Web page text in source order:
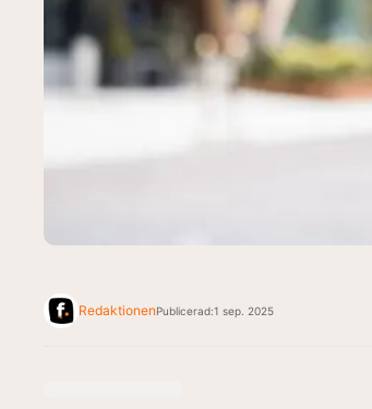
RedaktionenPublicerad:1 sep. 2025